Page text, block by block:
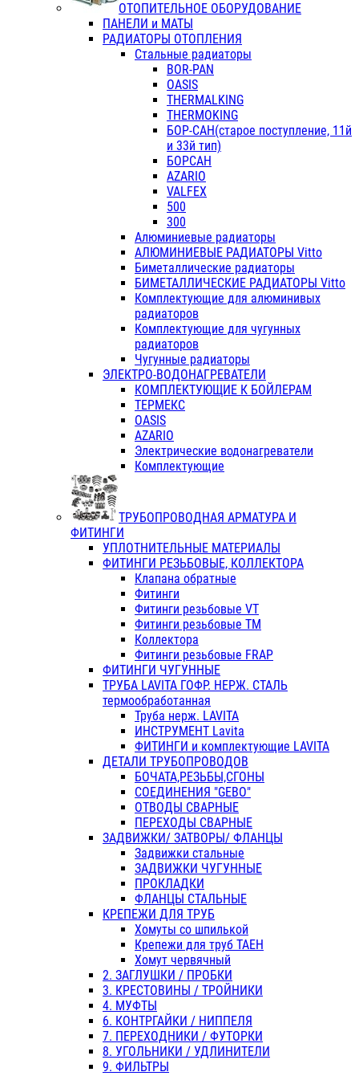
ОТОПИТЕЛЬНОЕ ОБОРУДОВАНИЕ
ПАНЕЛИ и МАТЫ
РАДИАТОРЫ ОТОПЛЕНИЯ
Стальные радиаторы
BOR-PAN
OASIS
THERMALKING
THERMOKING
БОР-САН(старое поступление, 11й
и 33й тип)
БОРСАН
AZARIO
VALFEX
500
300
Алюминиевые радиаторы
АЛЮМИНИЕВЫЕ РАДИАТОРЫ Vitto
Биметаллические радиаторы
БИМЕТАЛЛИЧЕСКИЕ РАДИАТОРЫ Vitto
Комплектующие для алюминивых
радиаторов
Комплектующие для чугунных
радиаторов
Чугунные радиаторы
ЭЛЕКТРО-ВОДОНАГРЕВАТЕЛИ
КОМПЛЕКТУЮЩИЕ К БОЙЛЕРАМ
ТЕРМЕКС
OASIS
AZARIO
Электрические водонагреватели
Комплектующие
ТРУБОПРОВОДНАЯ АРМАТУРА И
ФИТИНГИ
УПЛОТНИТЕЛЬНЫЕ МАТЕРИАЛЫ
ФИТИНГИ РЕЗЬБОВЫЕ, КОЛЛЕКТОРА
Клапана обратные
Фитинги
Фитинги резьбовые VT
Фитинги резьбовые ТМ
Коллектора
Фитинги резьбовые FRAP
ФИТИНГИ ЧУГУННЫЕ
ТРУБА LAVITA ГОФР. НЕРЖ. СТАЛЬ
термообработанная
Труба нерж. LAVITA
ИНСТРУМЕНТ Lavita
ФИТИНГИ и комплектующие LAVITA
ДЕТАЛИ ТРУБОПРОВОДОВ
БОЧАТА,РЕЗЬБЫ,СГОНЫ
СОЕДИНЕНИЯ "GEBO"
ОТВОДЫ СВАРНЫЕ
ПЕРЕХОДЫ СВАРНЫЕ
ЗАДВИЖКИ/ ЗАТВОРЫ/ ФЛАНЦЫ
Задвижки стальные
ЗАДВИЖКИ ЧУГУННЫЕ
ПРОКЛАДКИ
ФЛАНЦЫ СТАЛЬНЫЕ
КРЕПЕЖИ ДЛЯ ТРУБ
Хомуты со шпилькой
Крепежи для труб ТАЕН
Хомут червячный
2. ЗАГЛУШКИ / ПРОБКИ
3. КРЕСТОВИНЫ / ТРОЙНИКИ
4. МУФТЫ
6. КОНТРГАЙКИ / НИППЕЛЯ
7. ПЕРЕХОДНИКИ / ФУТОРКИ
8. УГОЛЬНИКИ / УДЛИНИТЕЛИ
9. ФИЛЬТРЫ